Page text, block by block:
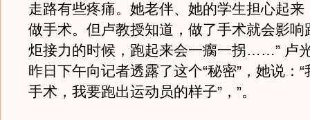
走路有些疼痛。她老伴、她的学生担心起来
做手术。但卢教授知道，做了手术就会影响
炬接力的时候，跑起来会一瘸一拐……” 卢
昨日下午向记者透露了这个“秘密”，她说：
手术，我要跑出运动员的样子”，”。